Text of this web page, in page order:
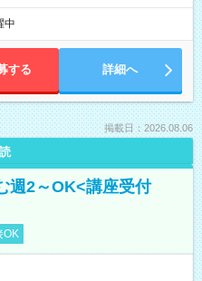
中
する 詳細へ
掲載日：2026.08.06
週2～OK<講座受付
OK